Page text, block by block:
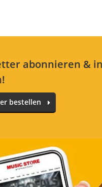
abonnieren &
bestellen